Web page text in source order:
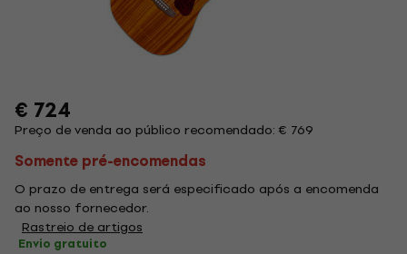
€ 724
Preço de venda ao público recomendado: € 769
Somente pré-encomendas
O prazo de entrega será especificado após a encomenda
ao nosso fornecedor.
Rastreio de artigos
Envio gratuito